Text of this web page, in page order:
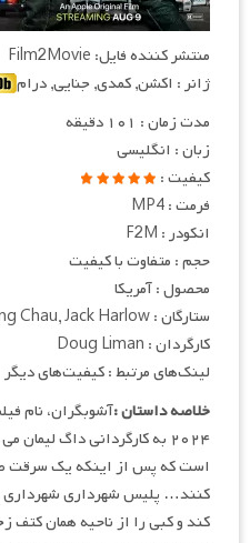
منتشر کننده فایل: Film2Movie
ژانر : اکشن, کمدی, جنایی, درام
مدت زمان : ۱۰۱ دقیقه
زبان : انگلیسی
کیفیت :
فرمت : MP4
انکودر : F2M
حجم : متفاوت با کیفیت
محصول : آمریکا
ستارگان : Matt Damon, Hong Chau, Jack Harlow
کارگردان : Doug Liman
لینک‌های مرتبط : کیفیت‌های دیگر
خلاصه داستان :آشوبگران، نام
۲۰۲۴ به کارگردانی داگ
است که پس از اینکه یک سرقت
کنند… پلیس شهرداری شهرداری
کند و کبی را از ناحیه همان کتف